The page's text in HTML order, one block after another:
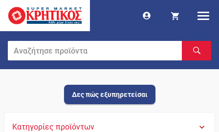
Δες πώς εξυπηρετείσαι
Κατηγορίες προϊόντων